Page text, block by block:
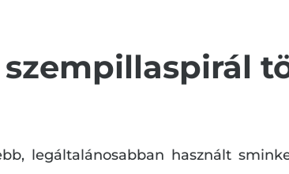
szempillaspirál
legáltalánosabban használt